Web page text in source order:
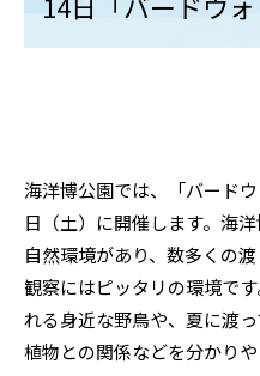
海洋博公園では、「バード
日（土）に開催します。海
自然環境があり、数多くの
観察にはピッタリの環境で
れる身近な野鳥や、夏に渡
植物との関係などを分かりや